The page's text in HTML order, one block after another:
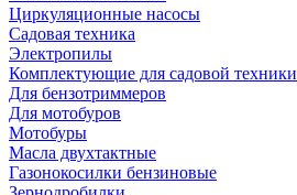
Циркуляционные насосы
Садовая техника
Электропилы
Комплектующие для садовой техники
Для бензотриммеров
Для мотобуров
Мотобуры
Масла двухтактные
Газонокосилки бензиновые